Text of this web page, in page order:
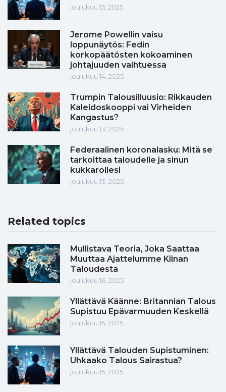
joulukuu 15, 2025
Jerome Powellin vaisu
loppunäytös: Fedin
korkopäätösten kokoaminen
johtajuuden vaihtuessa
joulukuu 14, 2025
Trumpin Talousilluusio: Rikkauden
Kaleidoskooppi vai Virheiden
Kangastus?
joulukuu 13, 2025
Federaalinen koronalasku: Mitä se
tarkoittaa taloudelle ja sinun
kukkarollesi
joulukuu 13, 2025
Related topics
Mullistava Teoria, Joka Saattaa
Muuttaa Ajattelumme Kiinan
Taloudesta
joulukuu 16, 2025
Yllättävä Käänne: Britannian Talous
Supistuu Epävarmuuden Keskellä
joulukuu 15, 2025
Yllättävä Talouden Supistuminen:
Uhkaako Talous Sairastua?
joulukuu 15, 2025